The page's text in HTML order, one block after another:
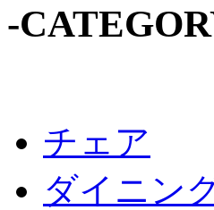
-
チェア
ダイニン